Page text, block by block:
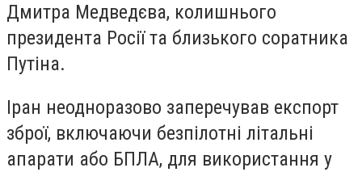
Дмитра Медведєва, колишнього
президента Росії та близького соратника
Путіна.
Іран неодноразово заперечував експорт
зброї, включаючи безпілотні літальні
апарати або БПЛА, для використання у